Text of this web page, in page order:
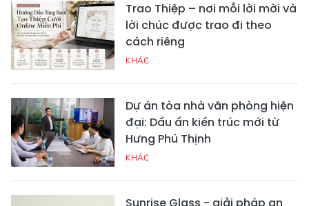
Trao Thiệp – nơi mỗi lời mời và
lời chúc được trao đi theo
cách riêng
KHÁC
Dự án tòa nhà văn phòng hiện
đại: Dấu ấn kiến trúc mới từ
Hưng Phú Thịnh
KHÁC